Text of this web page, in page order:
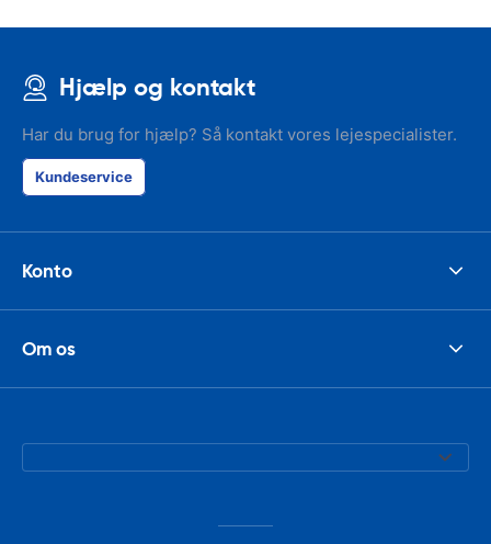
Hjælp og kontakt
Har du brug for hjælp? Så kontakt vores lejespecialister.
Kundeservice
Konto
Om os